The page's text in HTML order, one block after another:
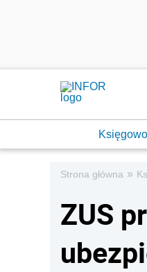
Strona główna »
ZUS